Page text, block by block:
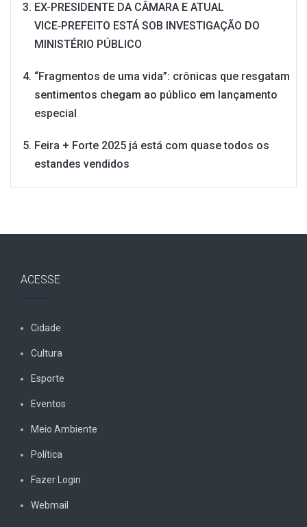
EX-PRESIDENTE DA CÂMARA E ATUAL
VICE‑PREFEITO ESTÁ SOB INVESTIGAÇÃO DO
MINISTÉRIO PÚBLICO
“Fragmentos de uma vida”: crônicas que resgatam
sentimentos chegam ao público em lançamento
especial
Feira + Forte 2025 já está com quase todos os
estandes vendidos
ACESSE
Cidade
Cultura
Esporte
Eventos
Meio Ambiente
Política
Fazer Login
Webmail